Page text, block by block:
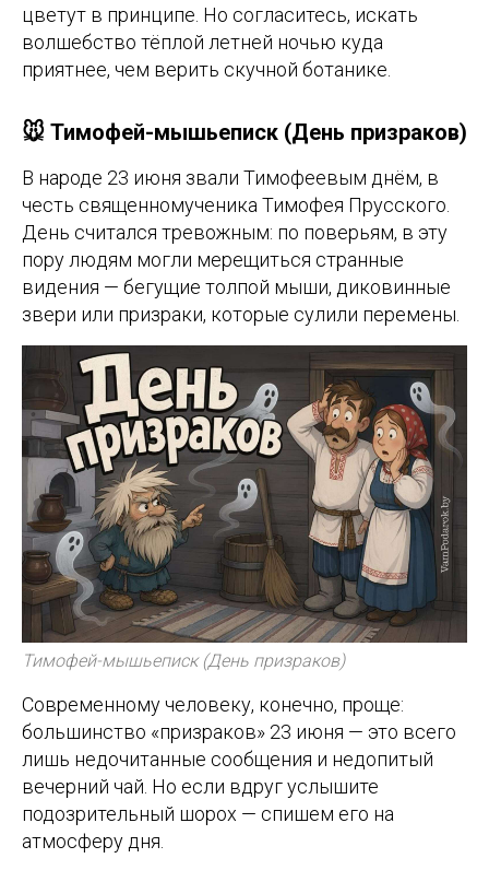
цветут в принципе. Но согласитесь, искать
волшебство тёплой летней ночью куда
приятнее, чем верить скучной ботанике.
🐭 Тимофей-мышьеписк (День призраков)
В народе 23 июня звали Тимофеевым днём, в
честь священномученика Тимофея Прусского.
День считался тревожным: по поверьям, в эту
пору людям могли мерещиться странные
видения — бегущие толпой мыши, диковинные
звери или призраки, которые сулили перемены.
Тимофей-мышьеписк (День призраков)
Современному человеку, конечно, проще:
большинство «призраков» 23 июня — это всего
лишь недочитанные сообщения и недопитый
вечерний чай. Но если вдруг услышите
подозрительный шорох — спишем его на
атмосферу дня.